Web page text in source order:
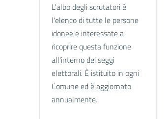
L'albo degli scrutatori è
l'elenco di tutte le persone
idonee e interessate a
ricoprire questa funzione
all'interno dei seggi
elettorali. È istituito in ogni
Comune ed è aggiornato
annualmente.